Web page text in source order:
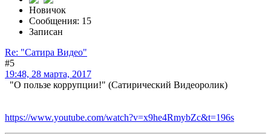
Новичок
Сообщения: 15
Записан
Re: "Сатира Видео"
#5
19:48, 28 марта, 2017
"О пользе коррупции!" (Сатирический Видеоролик)
https://www.youtube.com/watch?v=x9he4RmybZc&t=196s